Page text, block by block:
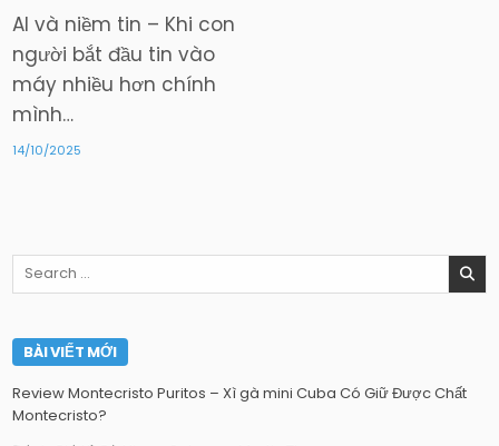
AI và niềm tin – Khi con
người bắt đầu tin vào
máy nhiều hơn chính
mình…
14/10/2025
Search
BÀI VIẾT MỚI
Review Montecristo Puritos – Xì gà mini Cuba Có Giữ Được Chất
Montecristo?